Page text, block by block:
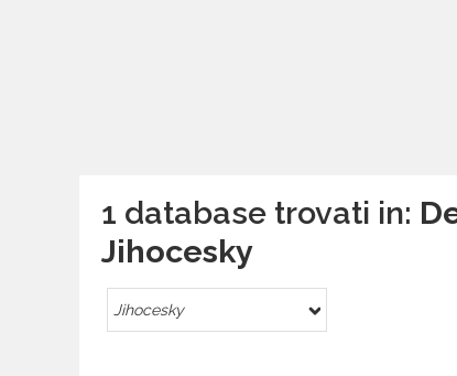
1 database trovati in:
Jihocesky
Jihocesky